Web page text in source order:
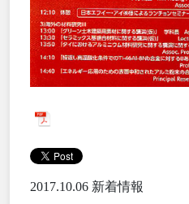
2017.10.06 新着情報